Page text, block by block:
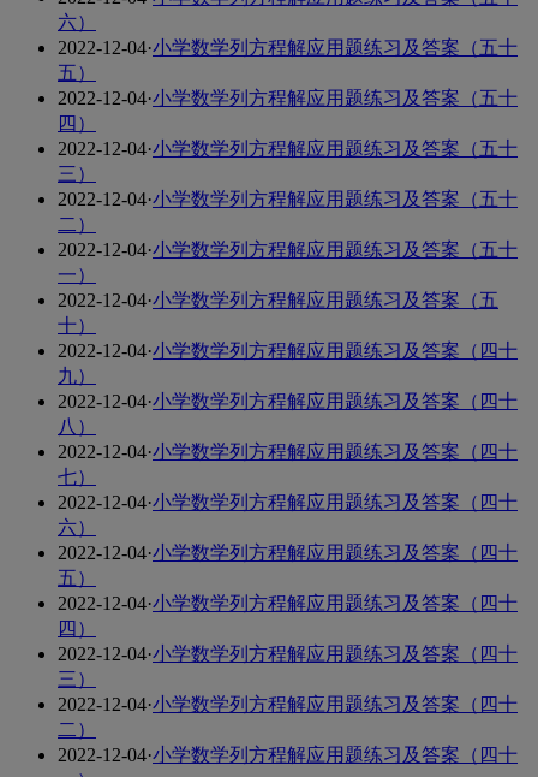
六）
2022-12-04·小学数学列方程解应用题练习及答案（五十
五）
2022-12-04·小学数学列方程解应用题练习及答案（五十
四）
2022-12-04·小学数学列方程解应用题练习及答案（五十
三）
2022-12-04·小学数学列方程解应用题练习及答案（五十
二）
2022-12-04·小学数学列方程解应用题练习及答案（五十
一）
2022-12-04·小学数学列方程解应用题练习及答案（五
十）
2022-12-04·小学数学列方程解应用题练习及答案（四十
九）
2022-12-04·小学数学列方程解应用题练习及答案（四十
八）
2022-12-04·小学数学列方程解应用题练习及答案（四十
七）
2022-12-04·小学数学列方程解应用题练习及答案（四十
六）
2022-12-04·小学数学列方程解应用题练习及答案（四十
五）
2022-12-04·小学数学列方程解应用题练习及答案（四十
四）
2022-12-04·小学数学列方程解应用题练习及答案（四十
三）
2022-12-04·小学数学列方程解应用题练习及答案（四十
二）
2022-12-04·小学数学列方程解应用题练习及答案（四十